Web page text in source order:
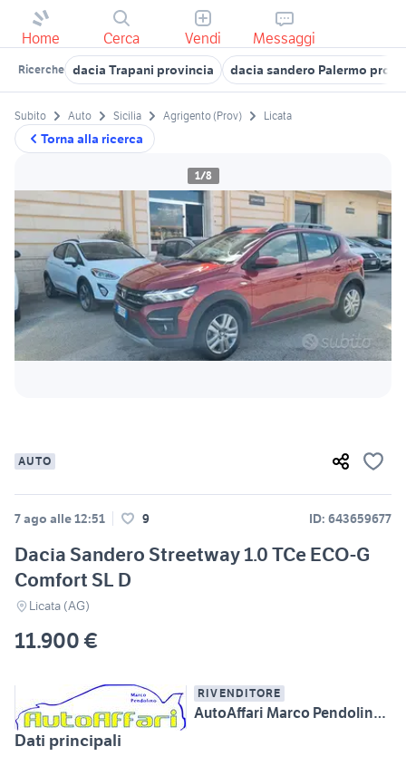
Home Cerca Vendi Messaggi
Ricerche dacia Trapani provincia dacia sandero Palermo
Torna alla ricerca
Subito Auto Sicilia Agrigento (Prov) Licata
1/8
AUTO
7 ago alle 12:51 9 ID: 643659677
Dacia Sandero Streetway 1.0 TCe ECO-G
Comfort SL D
Licata (AG)
11.900 €
RIVENDITORE
AutoAffari Marco Pendolino SS115 km233 Licata (AG)
Dati principali